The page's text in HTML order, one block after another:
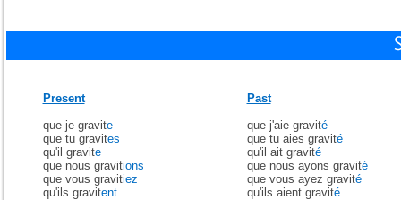
Present
que je gravite
que tu gravites
qu'il gravite
que nous gravitions
que vous gravitiez
qu'ils gravitent
Past
que j'aie gravité
que tu aies gravité
qu'il ait gravité
que nous ayons gravité
que vous ayez gravité
qu'ils aient gravité